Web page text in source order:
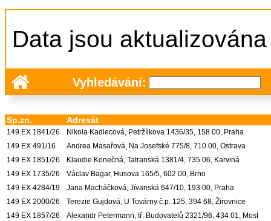
Data jsou
Vyhledávání:
Sp.zn. Adresát
149 EX 1841/26
Nikola Kadlecová, Petržílkova 1436/35, 158 00, Praha
149 EX 491/16
Andrea Masařová, Na Josefské 775/8, 710 00, Ostrava
149 EX 1851/26
Klaudie Konečná, Tatranská 1381/4, 735 06, Karviná
149 EX 1735/26
Václav Bagar, Husova 165/5, 602 00, Brno
149 EX 4284/19
Jana Macháčková, Jívanská 647/10, 193 00, Praha
149 EX 2000/26
Terezie Gujdová, U Továrny č.p. 125, 394 68, Žirovnice
149 EX 1857/26
Alexandr Petermann, tř. Budovatelů 2321/96, 434 01, Most